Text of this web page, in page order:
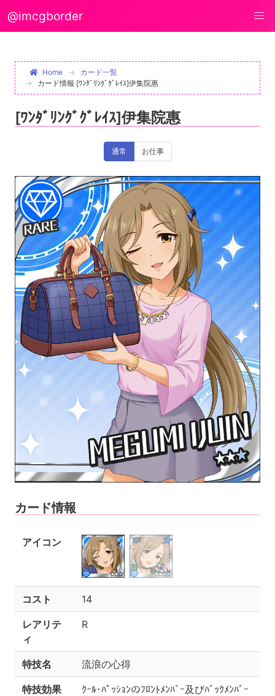
@imcgborder
Home
カード一覧
カード情報 [ﾜﾝﾀﾞﾘﾝｸﾞｸﾞﾚｲｽ]伊集院惠
[ﾜﾝﾀﾞﾘﾝｸﾞｸﾞﾚｲｽ]伊集院惠
通常 お仕事
カード情報
アイコン
コスト 14
レアリテ
ィ
R
特技名 流浪の心得
特技効果
ｸｰﾙ･ﾊﾟｯｼｮﾝのﾌﾛﾝﾄﾒﾝﾊﾞｰ及びﾊﾞｯｸﾒﾝﾊﾞｰ